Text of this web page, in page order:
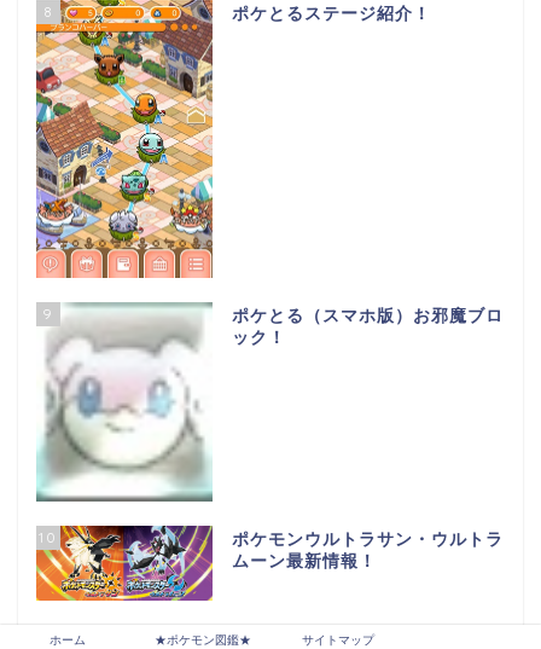
8 ポケとるステージ紹介！
9
ポケとる（スマホ版）お邪魔ブロ
ック！
10
ポケモンウルトラサン・ウルトラ
ムーン最新情報！
ホーム ★ポケモン図鑑★ サイトマップ